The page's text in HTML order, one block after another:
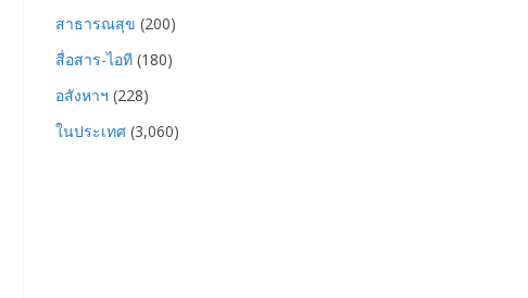
สาธารณสุข (200)
สื่อสาร-ไอที (180)
อสังหาฯ (228)
ในประเทศ (3,060)